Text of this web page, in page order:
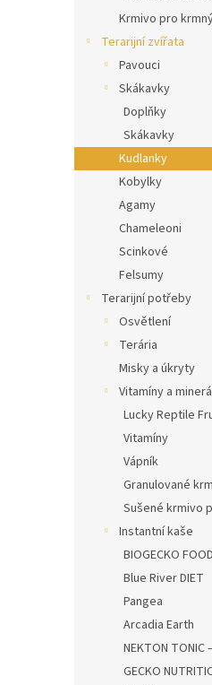
Krmivo pro
Terarijní zvířata
Pavouci
Skákavky
Doplňky
Skákavky
Kudlanky
Kobylky
Agamy
Chameleoni
Scinkové
Felsumy
Terarijní potřeby
Osvětlení
Terária
Misky a úkryty
Vitamíny a
Lucky Reptile
Vitamíny
Vápník
Granulované
Sušené krmivo
Instantní kaše
BIOGECKO FOOD
Blue River DIET
Pangea
Arcadia Earth
NEKTON TONIC
GECKO